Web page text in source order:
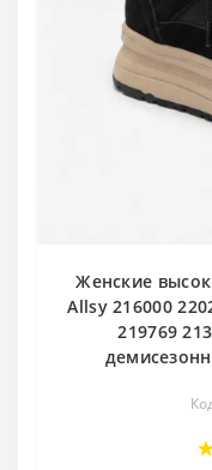
Женские
Allsy 216000
219769